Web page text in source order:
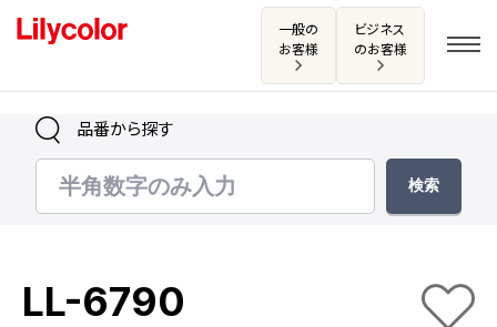
一般の
お客様
ビジネス
のお客様
ログイン・新規会員登録
お気に入り
品番から探す
LL-6790